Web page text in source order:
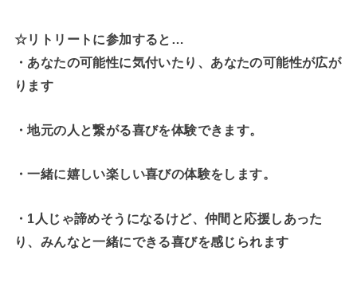
☆リトリートに参加すると…
・ あなたの可能性に気付いたり、あなたの可能性が広が
ります
・地元の人と繋がる喜びを体験できます。
・一緒に嬉しい楽しい喜びの体験をします。
・1人じゃ諦めそうになるけど、仲間と応援しあった
り、みんなと一緒にできる喜びを感じられます